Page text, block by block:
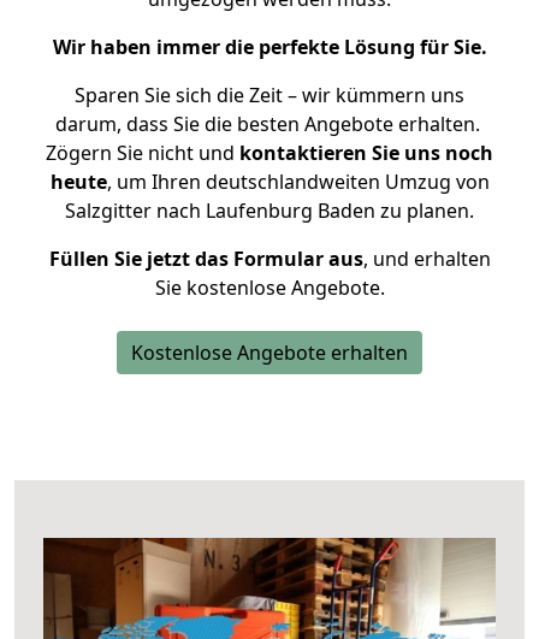
Wir haben immer die perfekte Lösung für Sie.
Sparen Sie sich die Zeit – wir kümmern uns
darum, dass Sie die besten Angebote erhalten.
Zögern Sie nicht und kontaktieren Sie uns noch
heute, um Ihren deutschlandweiten Umzug von
Salzgitter nach Laufenburg Baden zu planen.
Füllen Sie jetzt das Formular aus, und erhalten
Sie kostenlose Angebote.
Kostenlose Angebote erhalten